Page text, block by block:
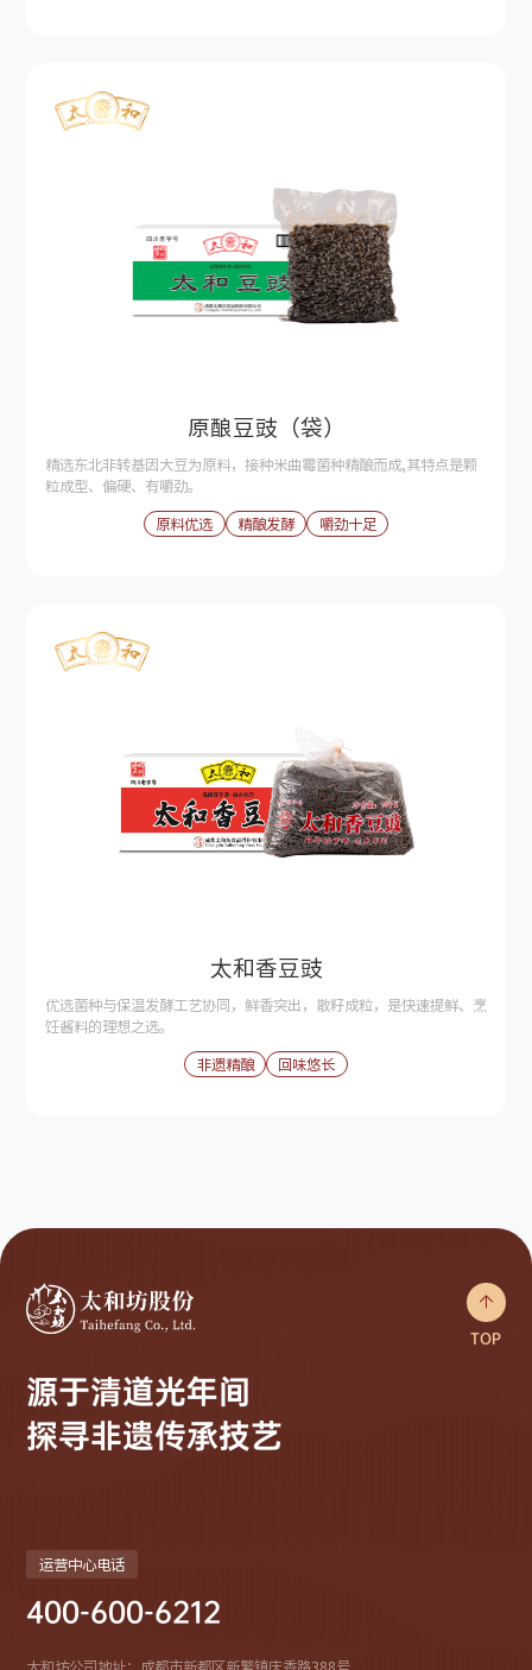
原酿豆豉（袋）
精选东北非转基因大豆为原料，接种米曲霉菌种精酿而成,其特点是颗
粒成型、偏硬、有嚼劲。
原料优选 精酿发酵 嚼劲十足
太和香豆豉
优选菌种与保温发酵工艺协同，鲜香突出，散籽成粒，是快速提鲜、烹
饪酱料的理想之选。
非遗精酿 回味悠长
源于清道光年间
探寻非遗传承技艺
运营中心电话
400-600-6212
太和坊公司地址：成都市新都区新繁镇庆香路388号

TOP